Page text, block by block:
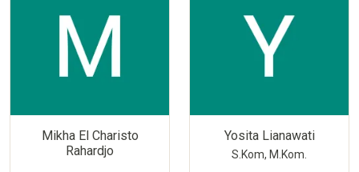
Mikha El Charisto
Rahardjo
Yosita Lianawati
S.Kom, M.Kom.